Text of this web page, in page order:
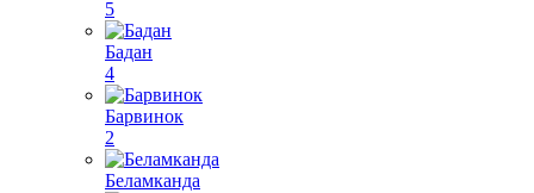
5
Бадан
4
Барвинок
2
Беламканда